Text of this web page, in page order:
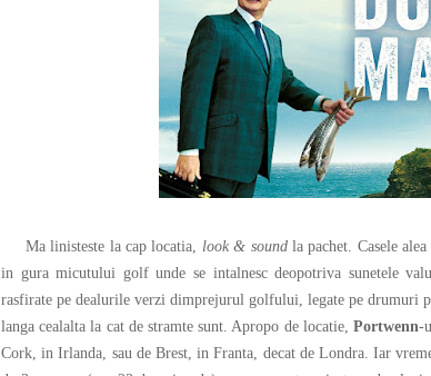
Ma linisteste la cap locatia, look & sound la pachet. Casele
in gura micutului golf unde se intalnesc deopotriva sunetele
rasfirate pe dealurile verzi dimprejurul golfului, legate pe drumuri
langa cealalta la cat de stramte sunt. Apropo de locatie, Portwenn-
Cork, in Irlanda, sau de Brest, in Franta, decat de Londra. Iar